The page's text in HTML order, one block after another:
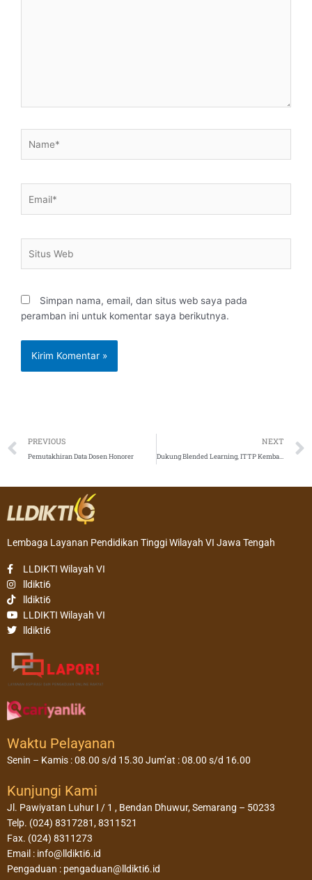
Web
Simpan nama, email, dan situs web saya pada
peramban ini untuk komentar saya berikutnya.
Prev
PREVIOUS
Pemutakhiran Data Dosen Honorer
NEXT
Dukung Blended Learning, ITTP Kembangkan Smart Classroom
Lembaga Layanan Pendidikan Tinggi Wilayah VI Jawa Tengah
LLDIKTI Wilayah VI
lldikti6
lldikti6
LLDIKTI Wilayah VI
lldikti6
Waktu Pelayanan
Senin – Kamis : 08.00 s/d 15.30 Jum’at : 08.00 s/d 16.00
Kunjungi Kami
Jl. Pawiyatan Luhur I / 1 , Bendan Dhuwur, Semarang – 50233
Telp. (024) 8317281, 8311521
Fax. (024) 8311273
Email : info@lldikti6.id
Pengaduan : pengaduan@lldikti6.id